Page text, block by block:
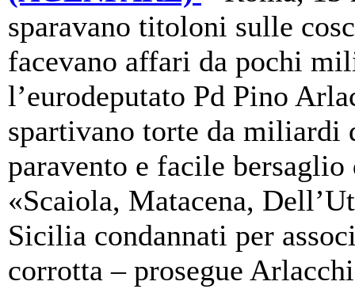
sparavano titoloni sulle
facevano affari da pochi
l’eurodeputato Pd Pino
spartivano torte da miliardi
paravento e facile
«Scaiola, Matacena,
Sicilia condannati per
corrotta – prosegue